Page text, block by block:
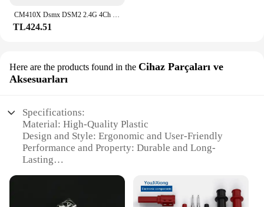
CM410X Dsmx DSM2 2.4G 4Ch alıcı için RC Spektrum DX6I DX18 DX8 DX9 Remote 10 uzaktan kumanda REDCON Drone modeli DIY bölüm
TL424.51
Here are the products found in the Cihaz Parçaları ve
Aksesuarları
Specifications:
Material: High-Quality Plastic
Design and Style: Ergonomic and User-Friendly
Performance and Property: Durable and Long-
Lasting
Shape or Size: Compact and Lightweight